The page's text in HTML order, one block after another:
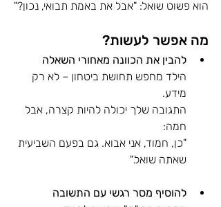
הוא פשוט שואל: "אבל את באמת תבואי, נכון?"
מה אפשר לעשות?
להבין את הכוונה מאחורי השאלה
הילד מחפש תחושת ביטחון – לא רק
מידע.
התגובה שלך יכולה להיות קצרה, אבל
חמה:
"כן, חמוד, אני אבוא. גם בפעם השביעית
שאתה שואל."
להוסיף מסר רגשי עם התשובה